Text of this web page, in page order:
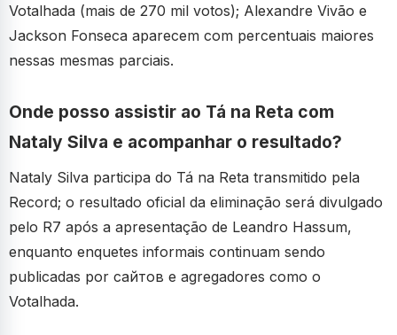
Votalhada (mais de 270 mil votos); Alexandre Vivão e
Jackson Fonseca aparecem com percentuais maiores
nessas mesmas parciais.
Onde posso assistir ao Tá na Reta com
Nataly Silva e acompanhar o resultado?
Nataly Silva participa do Tá na Reta transmitido pela
Record; o resultado oficial da eliminação será divulgado
pelo R7 após a apresentação de Leandro Hassum,
enquanto enquetes informais continuam sendo
publicadas por сайтов e agregadores como o
Votalhada.